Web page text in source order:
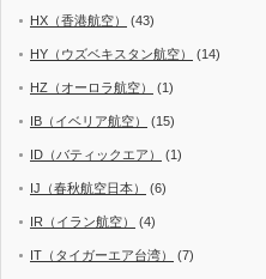
HX（香港航空） (43)
HY（ウズベキスタン航空） (14)
HZ（オーロラ航空） (1)
IB（イベリア航空） (15)
ID（バティックエア） (1)
IJ（春秋航空日本） (6)
IR（イラン航空） (4)
IT（タイガーエア台湾） (7)